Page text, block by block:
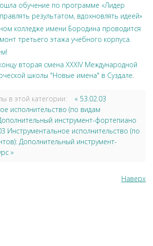
обучение по программе «Лидер
результатом, вдохновлять идеей»
колледже имени Бородина проводится
третьего этажа учебного корпуса.
вторая смена XXXIV Международной
школы "Новые имена" в Суздале.
в этой категории:
« 53.02.03
исполнительство (по видам
инструмент-фортепиано
Инструментальное исполнительство (по
Дополнительный инструмент-
»
Наверх